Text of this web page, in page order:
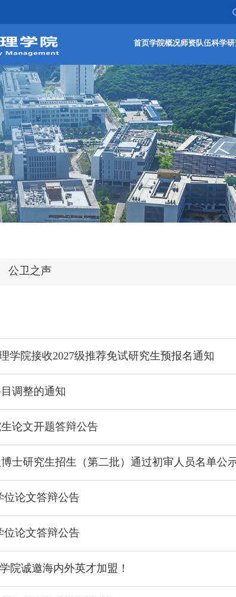
首页学院概况师资队伍科学研
公卫之声
学院接收2027级推荐免试研究生预报名通知
调整的通知
论文开题答辩公告
士研究生招生（第二批）通过初审人员名单公
位论文答辩公告
位论文答辩公告
院诚邀海内外英才加盟！